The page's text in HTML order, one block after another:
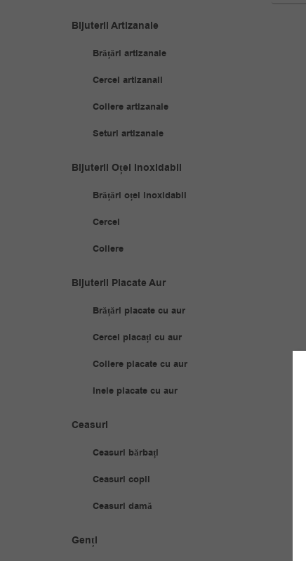
Bijuterii Artizanale
Brățări artizanale
Cercei artizanali
Coliere artizanale
Seturi artizanale
Bijuterii Oțel Inoxidabil
Brățări oțel inoxidabil
Cercei
Coliere
Bijuterii Placate Aur
Brățări placate cu aur
Cercei placați cu aur
Coliere placate cu aur
Inele placate cu aur
Ceasuri
Ceasuri bărbați
Ceasuri copii
Ceasuri damă
Genți